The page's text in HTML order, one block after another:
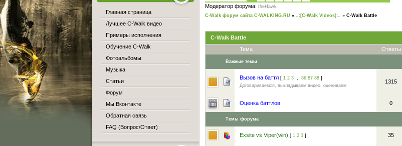
Модератор форума: theHawk
C-Walk форум сайта C-WALKING.RU » ..:[C-Walk Videos]:.. » C-Walk Battle
C-Walk Battle
Тема
Ответы
Важные темы
Вызов на баттл [ 1 2 3… 86 87 88]
Договариваемся, выкладываем видео, оцениваем
1315
Оценка баттлов 0
Темы форума
Exsite vs Viper(win) [ 1 2 3] 35
Главная страница
Лучшее C-Walk видео
Примеры исполнения
Обучение C-Walk
Фотоальбомы
Музыка
Статьи
Форум
Мы Вконтакте
Обратная связь
FAQ (Вопрос/Ответ)